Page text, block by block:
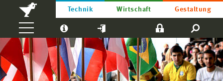
Technik Wirtschaft Gestaltung